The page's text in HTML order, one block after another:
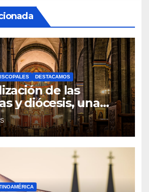
DESTACAMOS
de las
y diócesis, una
para el futuro de